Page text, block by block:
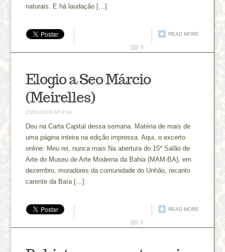
naturais. E há laudação […]
READ MORE
0
Elogio a Seo Márcio
(Meirelles)
23/01/2009 AT 8:04
Deu na Carta Capital dessa semana. Matéria de mais de
uma página inteira na edição impressa. Aqui, o excerto
online: Meu rei, nunca mais Na abertura do 15º Salão de
Arte do Museu de Arte Moderna da Bahia (MAM-BA), em
dezembro, moradores da comunidade do Unhão, recanto
carente da Baía […]
READ MORE
2